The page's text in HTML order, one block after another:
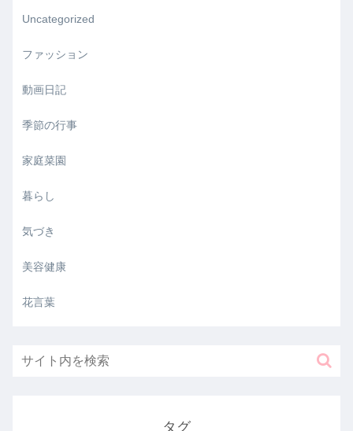
Uncategorized
ファッション
動画日記
季節の行事
家庭菜園
暮らし
気づき
美容健康
花言葉
タグ